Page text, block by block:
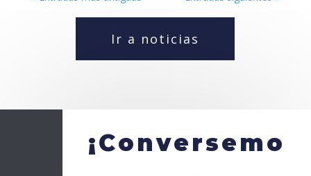
Ir a noticias
¡Conversemo